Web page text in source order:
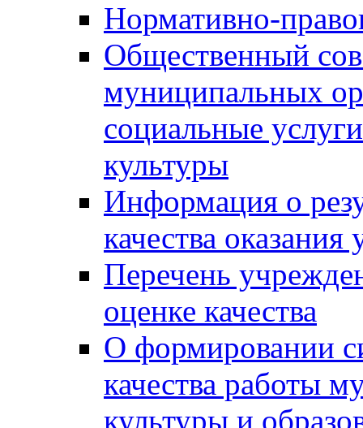
Нормативно-
Общественный
муниципальных
социальные
культуры
Информация о
качества оказания
Перечень
оценке качества
О формировании
качества работы
культуры и